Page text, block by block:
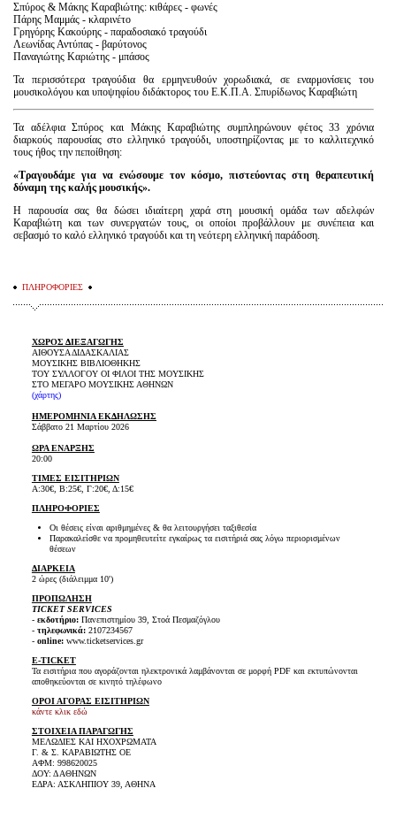
Σπύρος & Μάκης Καραβιώτης: κιθάρες - φωνές
Πάρης Μαμμάς - κλαρινέτο
Γρηγόρης Κακούρης - παραδοσιακό τραγούδι
Λεωνίδας Αντύπας - βαρύτονος
Παναγιώτης Καριώτης - μπάσος
Τα περισσότερα τραγούδια θα ερμηνευθούν χορωδιακά, σε εναρμονίσεις του
μουσικολόγου και υποψηφίου διδάκτορος του Ε.Κ.Π.Α. Σπυρίδωνος Καραβιώτη
Τα αδέλφια Σπύρος και Μάκης Καραβιώτης συμπληρώνουν φέτος 33 χρόνια
διαρκούς παρουσίας στο ελληνικό τραγούδι, υποστηρίζοντας με το καλλιτεχνικό
τους ήθος την πεποίθηση:
«Τραγουδάμε για να ενώσουμε τον κόσμο, πιστεύοντας στη θεραπευτική
δύναμη της καλής μουσικής».
Η παρουσία σας θα δώσει ιδιαίτερη χαρά στη μουσική ομάδα των αδελφών
Καραβιώτη και των συνεργατών τους, οι οποίοι προβάλλουν με συνέπεια και
σεβασμό το καλό ελληνικό τραγούδι και τη νεότερη ελληνική παράδοση.
ΠΛΗΡΟΦΟΡΙΕΣ
ΧΩΡΟΣ ΔΙΕΞΑΓΩΓΗΣ
ΑΙΘΟΥΣΑ ΔΙΔΑΣΚΑΛΙΑΣ
ΜΟΥΣΙΚΗΣ ΒΙΒΛΙΟΘΗΚΗΣ
ΤΟΥ ΣΥΛΛΟΓΟΥ ΟΙ ΦΙΛΟΙ ΤΗΣ ΜΟΥΣΙΚΗΣ
ΣΤΟ ΜΕΓΑΡΟ ΜΟΥΣΙΚΗΣ ΑΘΗΝΩΝ
(χάρτης)
ΗΜΕΡΟΜΗΝΙΑ ΕΚΔΗΛΩΣΗΣ
Σάββατο 21 Μαρτίου 2026
ΩΡΑ ΕΝΑΡΞΗΣ
20:00
ΤΙΜΕΣ ΕΙΣΙΤΗΡΙΩΝ
Α:30€, Β:25€, Γ:20€, Δ:15€
ΠΛΗΡΟΦΟΡΙΕΣ
Οι θέσεις είναι αριθμημένες & θα λειτουργήσει ταξιθεσία
Παρακαλείσθε να προμηθευτείτε εγκαίρως τα εισιτήριά σας λόγω περιορισμένων
θέσεων
ΔΙΑΡΚΕΙΑ
2 ώρες (διάλειμμα 10')
ΠΡΟΠΩΛΗΣΗ
TICKET SERVICES
- εκδοτήριο:Πανεπιστημίου 39, Στοά Πεσμαζόγλου
- τηλεφωνικά:2107234567
- online:www.ticketservices.gr
E-TICKET
Τα εισιτήρια που αγοράζονται ηλεκτρονικά λαμβάνονται σε μορφή PDF και εκτυπώνονται
αποθηκεύονται σε κινητό τηλέφωνο
ΟΡΟΙ ΑΓΟΡΑΣ ΕΙΣΙΤΗΡΙΩΝ
κάντε κλικ εδώ
ΣΤΟΙΧΕΙΑ ΠΑΡΑΓΩΓΗΣ
ΜΕΛΩΔΙΕΣ ΚΑΙ ΗΧΟΧΡΩΜΑΤΑ
Γ. & Σ. ΚΑΡΑΒΙΩΤΗΣ ΟΕ
ΑΦΜ: 998620025
ΔΟΥ: Δ ΑΘΗΝΩΝ
ΕΔΡΑ: ΑΣΚΛΗΠΙΟΥ 39, ΑΘΗΝΑ